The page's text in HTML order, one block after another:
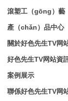
滾塑工（gōng）藝
產（chǎn）品中心
關於好色先生TV网
好色先生TV网站資
案例展示
聯係好色先生TV网